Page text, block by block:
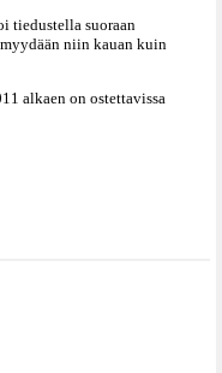
tiedustella suoraan
niin kauan kuin
alkaen on ostettavissa